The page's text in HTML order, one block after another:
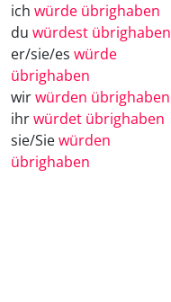
ich würde übrighaben
du würdest übrighaben
er/sie/es würde
übrighaben
wirwürden übrighaben
ihrwürdet übrighaben
sie/Siewürden
übrighaben